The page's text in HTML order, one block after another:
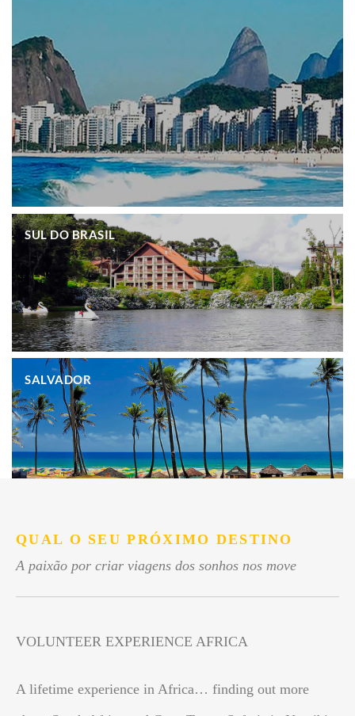
.
SUL DO BRASIL
SALVADOR
QUAL O SEU PRÓXIMO DESTINO
A paixão por criar viagens dos sonhos nos move
VOLUNTEER EXPERIENCE AFRICA
A lifetime experience in Africa… finding out more